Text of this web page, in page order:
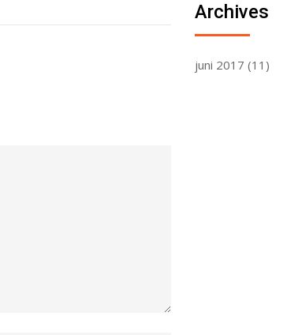
Archives
juni 2017 (11)